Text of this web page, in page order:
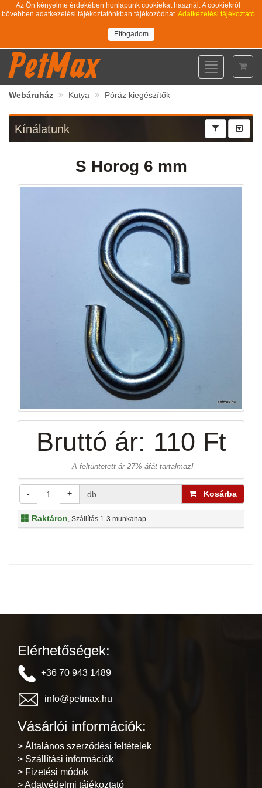
Az Ön kényelme érdekében honlapunk cookiekat használ. A cookiekról
bővebben adatkezelési tájékoztatónkban tájékozódhat.Adatkezelési tájékoztató
Elfogadom
PetMax
Toggle
navigation
Webáruház
Kutya Póráz kiegészítők
Kínálatunk
S Horog 6 mm
Bruttó ár: 110 Ft
A feltüntetett ár 27% áfát tartalmaz!
- + db Kosárba
Raktáron, Szállítás 1-3 munkanap
Elérhetőségek:
+36 70 943 1489
info@petmax.hu
Vásárlói információk:
> Általános szerződési feltételek
> Szállítási információk
> Fizetési módok
> Adatvédelmi tájékoztató